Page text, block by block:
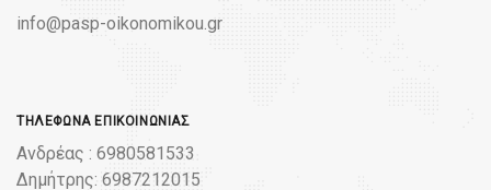
info@pasp-oikonomikou.gr
ΤΗΛΈΦΩΝΑ ΕΠΙΚΟΙΝΩΝΊΑΣ
Ανδρέας : 6980581533
Δημήτρης: 6987212015